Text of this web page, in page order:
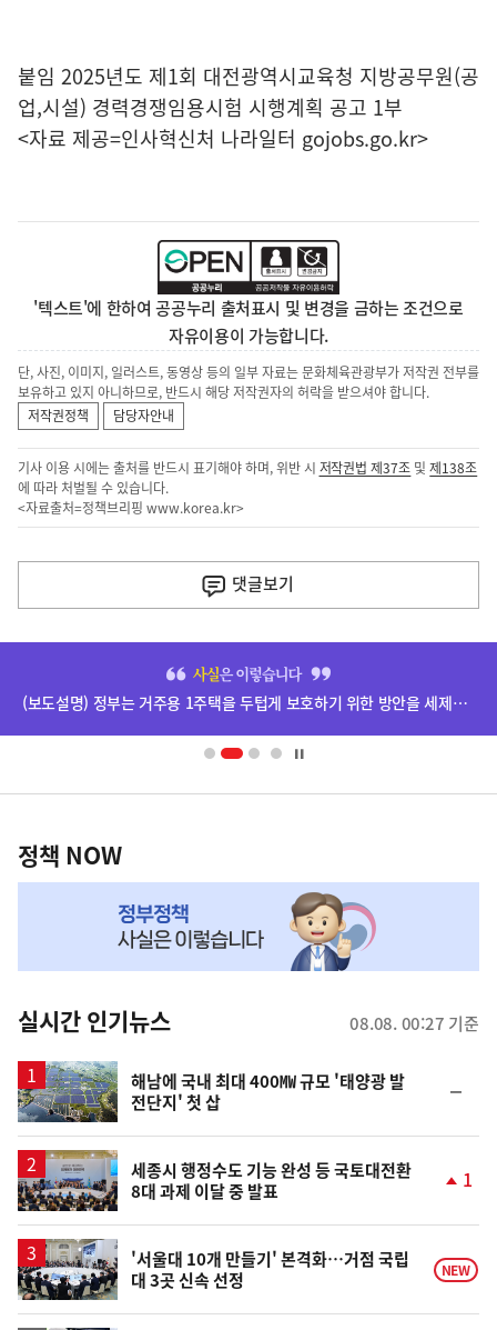
붙임 2025년도 제1회 대전광역시교육청 지방공무원(공
업,시설) 경력경쟁임용시험 시행계획 공고 1부
<자료 제공=인사혁신처 나라일터 gojobs.go.kr>
'텍스트'에 한하여 공공누리 출처표시 및 변경을 금하는 조건으로
자유이용이 가능합니다.
단, 사진, 이미지, 일러스트, 동영상 등의 일부 자료는 문화체육관광부가 저작권 전부를
보유하고 있지 아니하므로, 반드시 해당 저작권자의 허락을 받으셔야 합니다.
저작권정책
담당자안내
기사 이용 시에는 출처를 반드시 표기해야 하며, 위반 시 저작권법 제37조 및제138조
에 따라 처벌될 수 있습니다.
<자료출처=정책브리핑 www.korea.kr>
다
음
기
사
댓글보기
영
(보도설명) 정부는 거주용 1주택을 두텁게 보호하기 위한 방안을 세제개편안에 담았습니다.
책
NOW,
뉴
스
정책 NOW
실시간 인기뉴스 08.08. 00:27 기준
해남에 국내 최대 400㎿ 규모 '태양광 발
전단지' 첫 삽
일
세종시 행정수도 기능 완성 등 국토대전환
8대 과제 이달 중 발표
승
1
'서울대 10개 만들기' 본격화…거점 국립
대 3곳 신속 선정
NEW